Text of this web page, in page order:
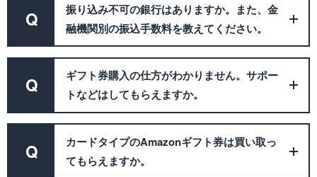
Q
振り込み不可の銀行はありますか。また、金
融機関別の振込手数料を教えてください。
Q
ギフト券購入の仕方がわかりません。サポー
トなどはしてもらえますか。
Q
カードタイプのAmazonギフト券は買い取っ
てもらえますか。